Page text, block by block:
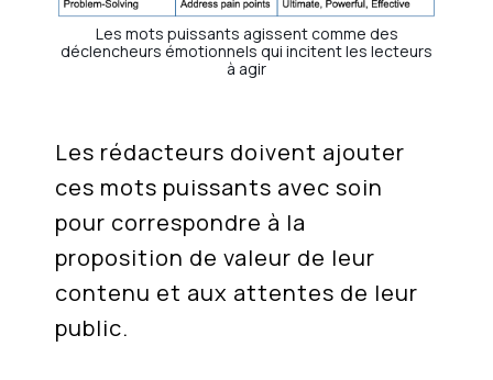
Les mots puissants agissent comme des
déclencheurs émotionnels qui incitent les lecteurs
à agir
Les rédacteurs doivent ajouter
ces mots puissants avec soin
pour correspondre à la
proposition de valeur de leur
contenu et aux attentes de leur
public.